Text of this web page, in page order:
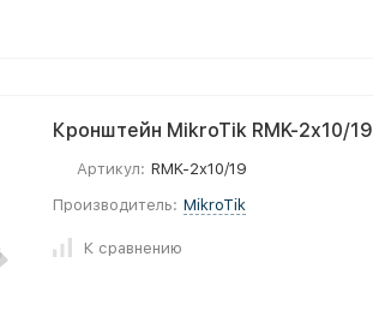
Кронштейн MikroTik RMK-2x10/19
Артикул: RMK-2x10/19
Производитель: MikroTik
К сравнению